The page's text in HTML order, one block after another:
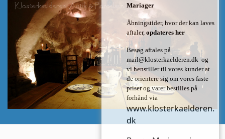
Mariager
Åbningstider, hvor der kan laves
aftaler, opdateres her
Besøg aftales på
mail@klosterkaelderen.dk og
vi henstiller til vores kunder at
de orientere sig om vores faste
priser og varer bestilles på
forhånd via
www.klosterkaelderen.
dk